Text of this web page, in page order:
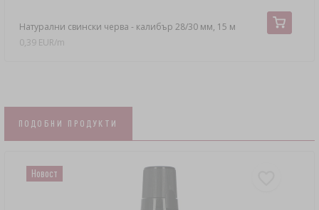
Натурални свински черва - калибър 28/30 мм, 15 м
0,39 EUR/m
ПОДОБНИ ПРОДУКТИ
Новост